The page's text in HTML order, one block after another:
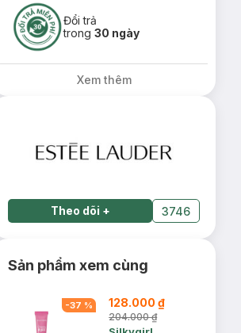
Đổi trả
trong30 ngày
Xem thêm
Theo dõi + 3746
Sản phẩm xem cùng
-37 % 128.000 ₫
204.000 ₫